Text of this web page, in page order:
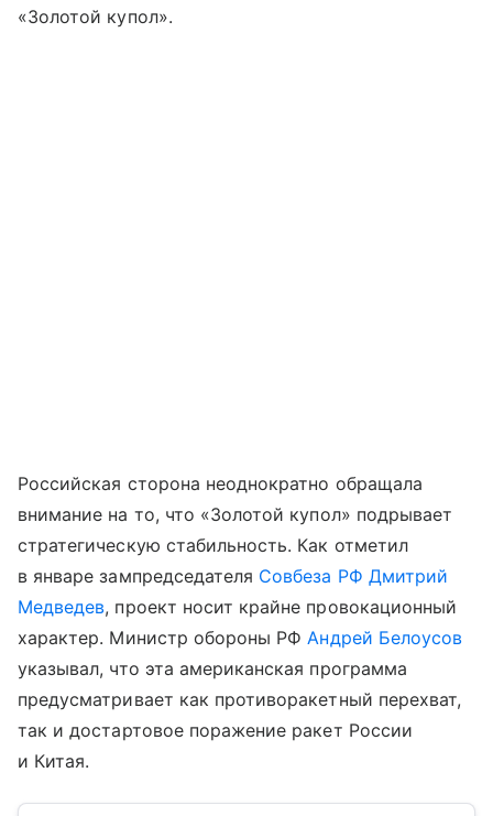
«Золотой купол».
Российская сторона неоднократно обращала
внимание на то, что «Золотой купол» подрывает
стратегическую стабильность. Как отметил
в январе зампредседателя Совбеза РФ Дмитрий
Медведев, проект носит крайне провокационный
характер. Министр обороны РФ Андрей Белоусов
указывал, что эта американская программа
предусматривает как противоракетный перехват,
так и достартовое поражение ракет России
и Китая.